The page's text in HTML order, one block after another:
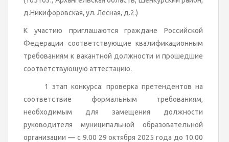
д.Никифоровская, ул. Лесная, д.2.)
К участию приглашаются граждане Российской
Федерации соответствующие квалификационным
требованиям к вакантной должности и прошедшие
соответствующую аттестацию.
1 этап конкурса: проверка претендентов на
соответствие формальным требованиям,
необходимым для замещения должности
руководителя муниципальной образовательной
организации — с 9.00 29 октября 2025 года до 10.00